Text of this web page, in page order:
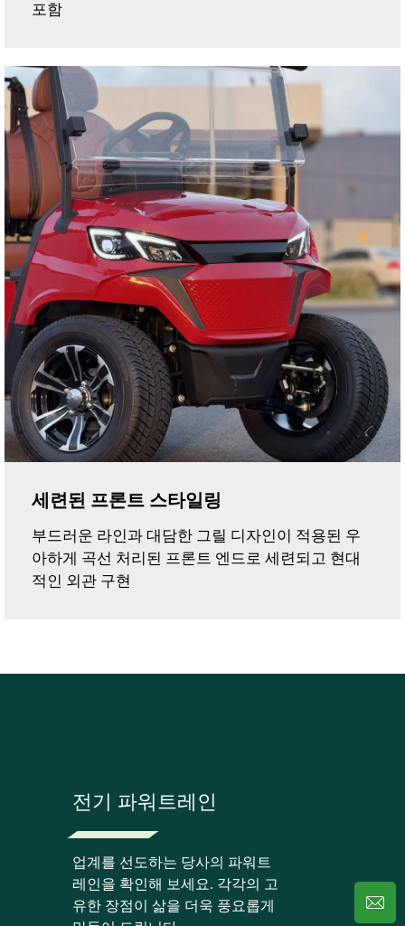
포함
세련된 프론트 스타일링
부드러운 라인과 대담한 그릴 디자인이 적용된 우
아하게 곡선 처리된 프론트 엔드로 세련되고 현대
적인 외관 구현
전기 파워트레인
업계를 선도하는 당사의 파워트
레인을 확인해 보세요. 각각의 고
유한 장점이 삶을 더욱 풍요롭게